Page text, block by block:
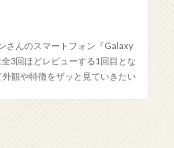
さんのスマートフォン『Galaxy
3回ほどレビューする1回目とな
観や特徴をザッと見ていきたい